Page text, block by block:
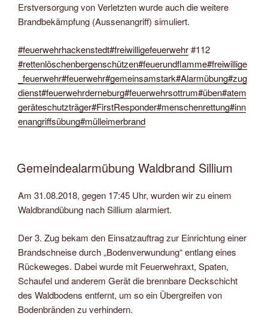
Erstversorgung von Verletzten wurde auch die weitere
Brandbekämpfung (Aussenangriff) simuliert.
#feuerwehrhackenstedt#freiwilligefeuerwehr#112
#rettenlöschenbergenschützen#feuerundflamme#freiwillige
_feuerwehr#feuerwehr#gemeinsamstark#Alarmübung#zug
dienst#feuerwehrderneburg#feuerwehrsottrum#üben#atem
geräteschutzträger#FirstResponder#menschenrettung#inn
enangriffsübung#mülleimerbrand
Gemeindealarmübung Waldbrand Sillium
Am 31.08.2018, gegen 17:45 Uhr, wurden wir zu einem
Waldbrandübung nach Sillium alarmiert.
Der 3. Zug bekam den Einsatzauftrag zur Einrichtung einer
Brandschneise durch „Bodenverwundung“ entlang eines
Rückeweges. Dabei wurde mit Feuerwehraxt, Spaten,
Schaufel und anderem Gerät die brennbare Deckschicht
des Waldbodens entfernt, um so ein Übergreifen von
Bodenbränden zu verhindern.